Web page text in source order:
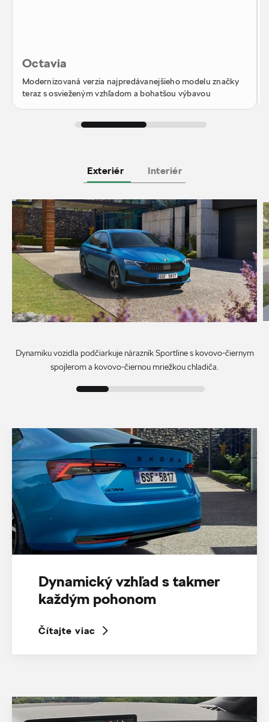
Octavia
Modernizovaná verzia najpredávanejšieho modelu značky
teraz s osvieženým vzhľadom a bohatšou výbavou
Exteriér Interiér
Dynamiku vozidla podčiarkuje nárazník Sportline s kovovo-čiernym
spojlerom a kovovo-čiernou mriežkou chladiča.
Dynamický vzhľad s takmer
každým pohonom
Čítajte viac